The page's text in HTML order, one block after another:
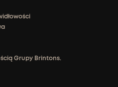
Grupy Brintons.